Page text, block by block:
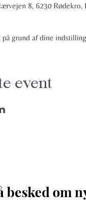
8, 6230 Rødekro,
grund af dine
event
besked om